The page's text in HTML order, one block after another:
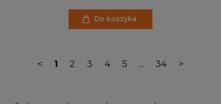
Do koszyka
< 1 2 3 4 5 ... 34 >